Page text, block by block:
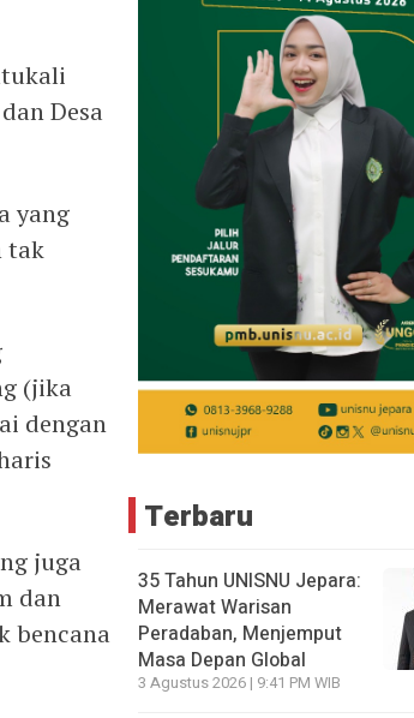
Desa
yang
tak
(jika
dengan
juga
dan
bencana
Terbaru
35 Tahun UNISNU Jepara:
Merawat Warisan
Peradaban, Menjemput
Masa Depan Global
3 Agustus 2026 | 9:41 PM WIB